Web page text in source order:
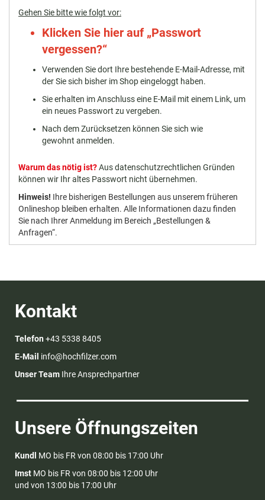
Gehen Sie bitte wie folgt vor:
Klicken Sie hier auf „Passwort
vergessen?“
Verwenden Sie dort Ihre bestehende E-Mail-Adresse, mit
der Sie sich bisher im Shop eingeloggt haben.
Sie erhalten im Anschluss eine E-Mail mit einem Link, um
ein neues Passwort zu vergeben.
Nach dem Zurücksetzen können Sie sich wie
gewohnt anmelden.
Warum das nötig ist?Aus datenschutzrechtlichen Gründen
können wir Ihr altes Passwort nicht übernehmen.
Hinweis! Ihre bisherigen Bestellungen aus unserem früheren
Onlineshop bleiben erhalten. Alle Informationen dazu finden
Sie nach Ihrer Anmeldung im Bereich „Bestellungen &
Anfragen“.
Kontakt
Telefon +43 5338 8405
E-Mail info@hochfilzer.com
Unser Team Ihre Ansprechpartner
Unsere Öffnungszeiten
Kundl MO bis FR von 08:00 bis 17:00 Uhr
Imst MO bis FR von 08:00 bis 12:00 Uhr
und von 13:00 bis 17:00 Uhr